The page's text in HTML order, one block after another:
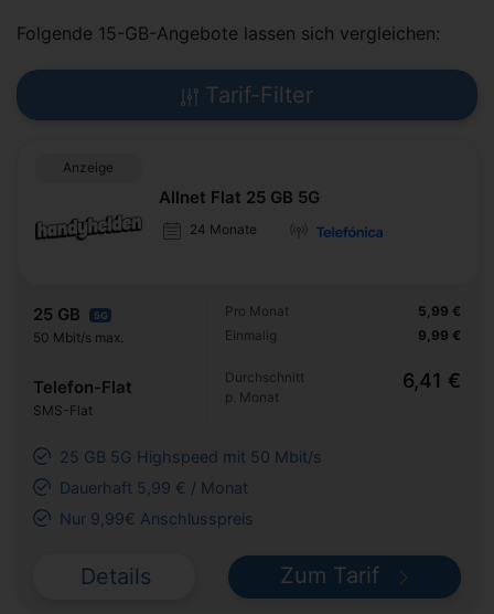
Folgende 15-GB-Angebote lassen sich vergleichen:
Tarif-Filter
Anzeige
Allnet Flat 25 GB 5G
24 Monate
25 GB 5G
50 Mbit/s max.
Telefon-Flat
SMS-Flat
Pro Monat
Einmalig
5,99 €
9,99 €
Durchschnitt
p. Monat
6,41 €
25 GB 5G Highspeed mit 50 Mbit/s
Dauerhaft 5,99 € / Monat
Nur 9,99€ Anschlusspreis
Details Zum Tarif